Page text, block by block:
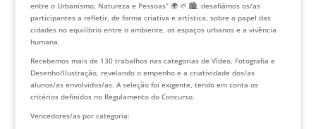
entre o Urbanismo, Natureza e Pessoas” 🌍 🌱 🏙️, desafiámos os/as
participantes a refletir, de forma criativa e artística, sobre o papel das
cidades no equilíbrio entre o ambiente, os espaços urbanos e a vivência
humana.
Recebemos mais de 130 trabalhos nas categorias de Vídeo, Fotografia e
Desenho/Ilustração, revelando o empenho e a criatividade dos/as
alunos/as envolvidos/as. A seleção foi exigente, tendo em conta os
critérios definidos no Regulamento do Concurso.
Vencedores/as por categoria: